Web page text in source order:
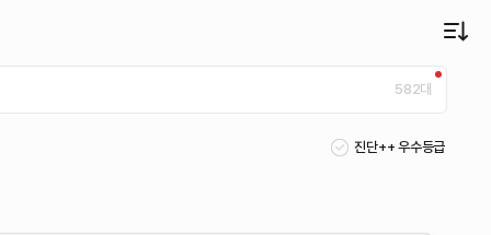
582대
진단++ 우수등급